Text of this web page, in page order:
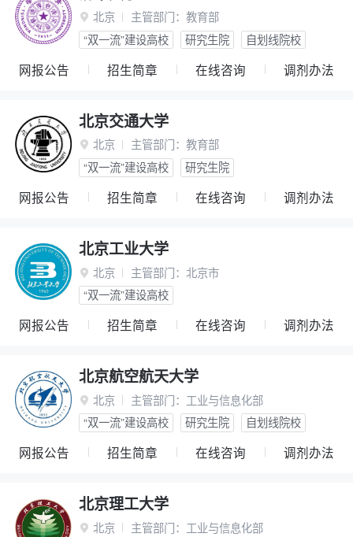
 北京 主管部门： 教育部
“双一流”建设高校
研究生院 自划线院校
网报公告 招生简章 在线咨询 调剂办法
北京交通大学
 北京 主管部门： 教育部
“双一流”建设高校
研究生院
网报公告 招生简章 在线咨询 调剂办法
北京工业大学
 北京 主管部门： 北京市
“双一流”建设高校
网报公告 招生简章 在线咨询 调剂办法
北京航空航天大学
 北京 主管部门： 工业与信息化部
“双一流”建设高校
研究生院 自划线院校
网报公告 招生简章 在线咨询 调剂办法
北京理工大学
 北京 主管部门： 工业与信息化部